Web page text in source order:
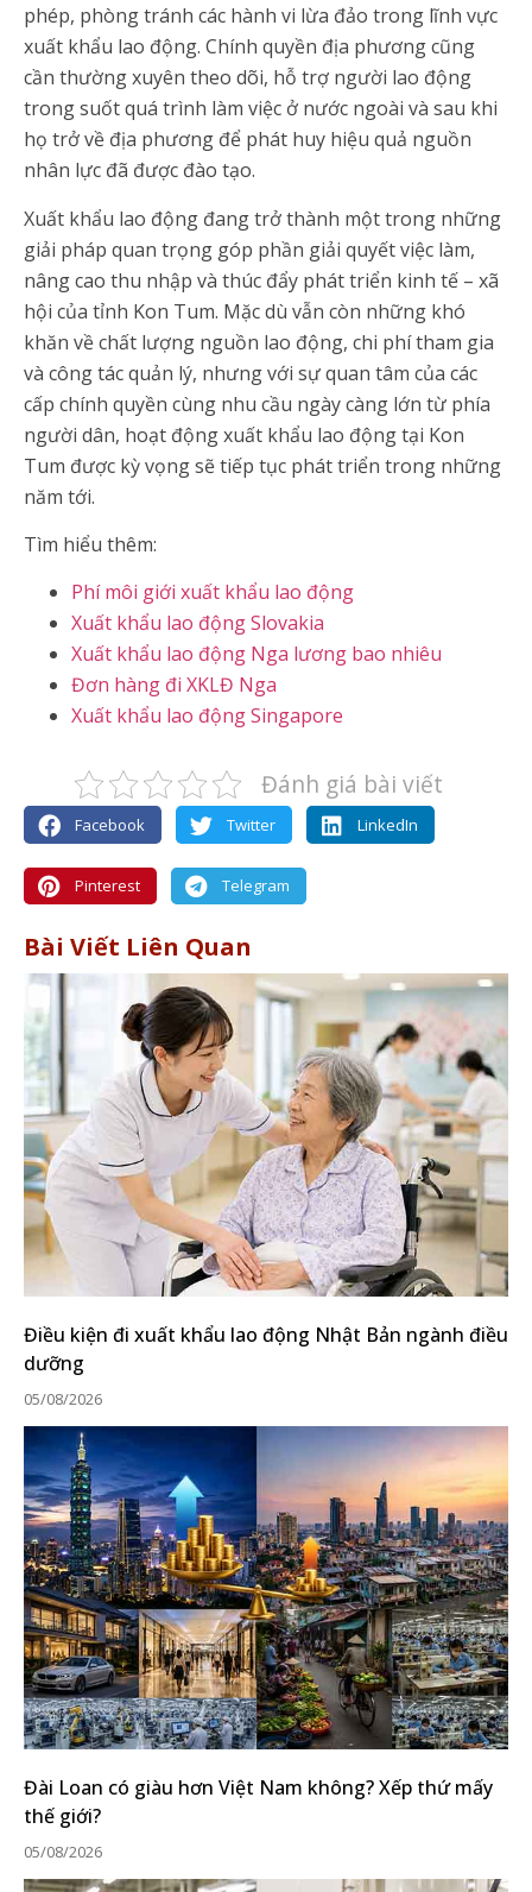
phép, phòng tránh các hành vi lừa đảo trong lĩnh vực
xuất khẩu lao động. Chính quyền địa phương cũng
cần thường xuyên theo dõi, hỗ trợ người lao động
trong suốt quá trình làm việc ở nước ngoài và sau khi
họ trở về địa phương để phát huy hiệu quả nguồn
nhân lực đã được đào tạo.
Xuất khẩu lao động đang trở thành một trong những
giải pháp quan trọng góp phần giải quyết việc làm,
nâng cao thu nhập và thúc đẩy phát triển kinh tế – xã
hội của tỉnh Kon Tum. Mặc dù vẫn còn những khó
khăn về chất lượng nguồn lao động, chi phí tham gia
và công tác quản lý, nhưng với sự quan tâm của các
cấp chính quyền cùng nhu cầu ngày càng lớn từ phía
người dân, hoạt động xuất khẩu lao động tại Kon
Tum được kỳ vọng sẽ tiếp tục phát triển trong những
năm tới.
Tìm hiểu thêm:
Phí môi giới xuất khẩu lao động
Xuất khẩu lao động Slovakia
Xuất khẩu lao động Nga lương bao nhiêu
Đơn hàng đi XKLĐ Nga
Xuất khẩu lao động Singapore
Đánh giá bài viết
Facebook Twitter LinkedIn
Pinterest Telegram
Bài Viết Liên Quan
Điều kiện đi xuất khẩu lao động Nhật Bản ngành điều
dưỡng
05/08/2026
Đài Loan có giàu hơn Việt Nam không? Xếp thứ mấy
thế giới?
05/08/2026